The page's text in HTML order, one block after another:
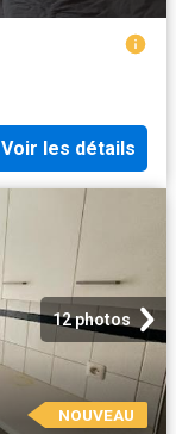
Voir les détails
12 photos
NOUVEAU